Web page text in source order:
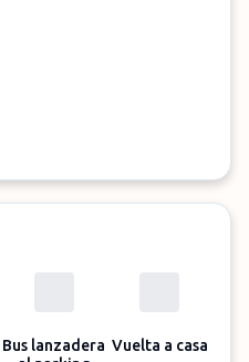
Bus lanzadera Vuelta a casa